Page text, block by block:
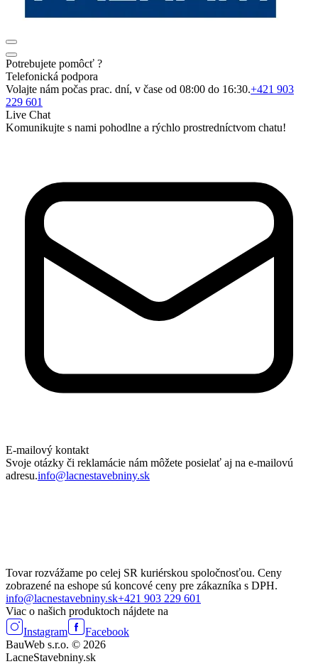
Potrebujete pomôcť ?
Telefonická podpora
Volajte nám počas prac. dní, v čase od 08:00 do 16:30.+421 903
229 601
Live Chat
Komunikujte s nami pohodlne a rýchlo prostredníctvom chatu!
E-mailový kontakt
Svoje otázky či reklamácie nám môžete posielať aj na e-mailovú
adresu.info@lacnestavebniny.sk
Tovar rozvážame po celej SR kuriérskou spoločnosťou. Ceny
zobrazené na eshope sú koncové ceny pre zákazníka s DPH.
info@lacnestavebniny.sk+421 903 229 601
Viac o našich produktoch nájdete na
Instagram
Facebook
BauWeb s.r.o. © 2026
LacneStavebniny.sk